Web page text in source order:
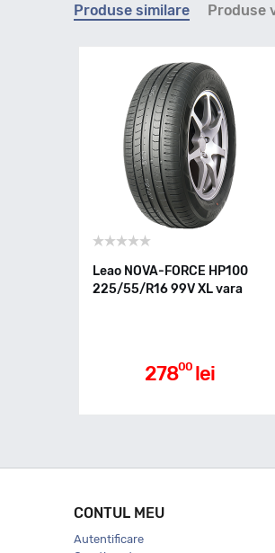
Produse similare Produse
Leao NOVA-FORCE HP100
225/55/R16 99V XL vara
27800 lei
CONTUL MEU
Autentificare